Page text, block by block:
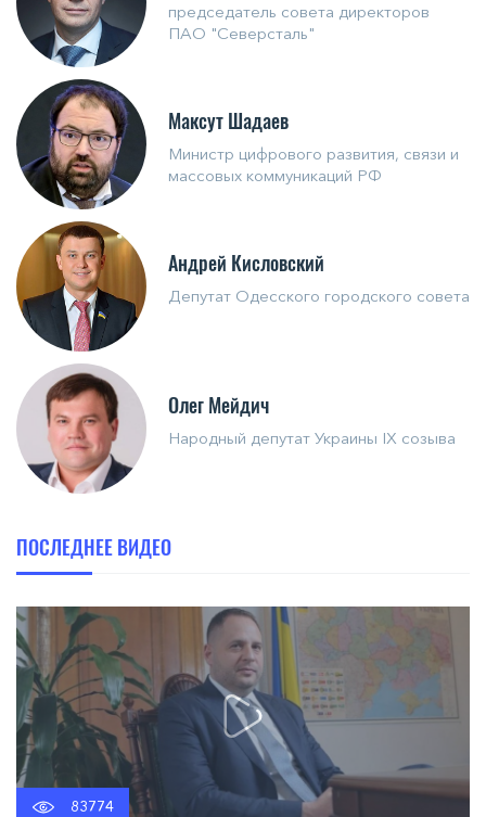
председатель совета директоров
ПАО "Северсталь"
Максут Шадаев
Министр цифрового развития, связи и
массовых коммуникаций РФ
Андрей Кисловский
Депутат Одесского городского совета
Олег Мейдич
Народный депутат Украины IX созыва
ПОСЛЕДНЕЕ ВИДЕО
83774